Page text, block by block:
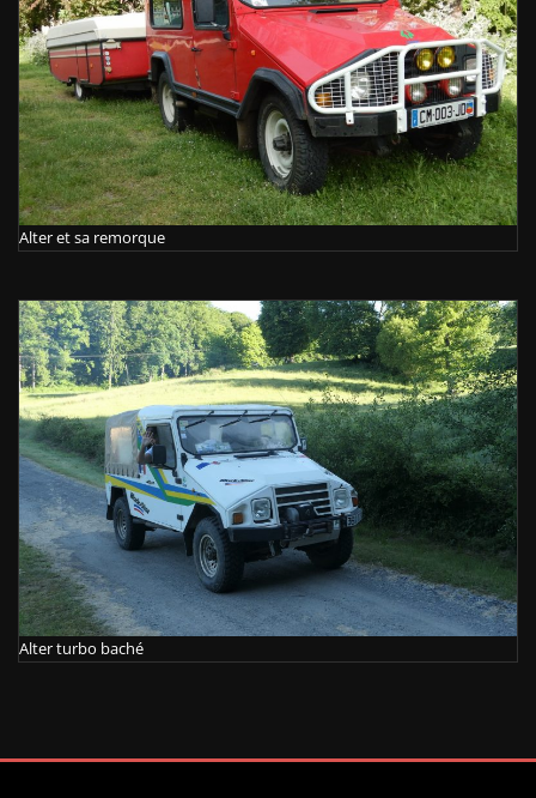
Alter et sa remorque
Alter turbo baché